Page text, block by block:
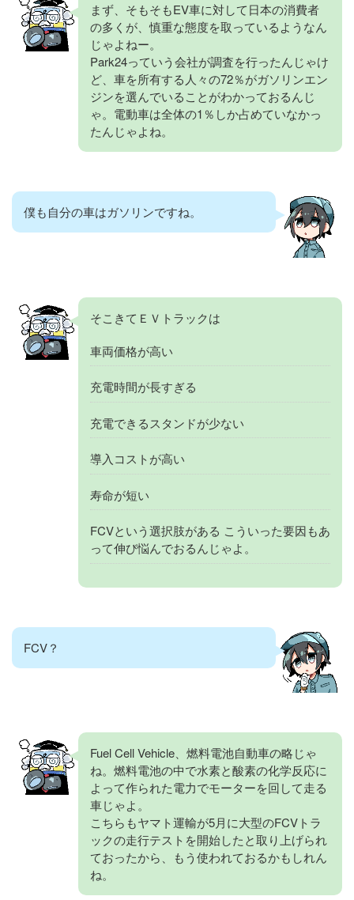
まず、そもそもEV車に対して日本の消費者
の多くが、慎重な態度を取っているようなん
じゃよねー。
Park24っていう会社が調査を行ったんじゃけ
ど、車を所有する人々の72％がガソリンエン
ジンを選んでいることがわかっておるんじ
ゃ。電動車は全体の1％しか占めていなかっ
たんじゃよね。
僕も自分の車はガソリンですね。
そこきてＥＶトラックは
車両価格が高い
充電時間が長すぎる
充電できるスタンドが少ない
導入コストが高い
寿命が短い
FCVという選択肢がある こういった要因もあ
って伸び悩んでおるんじゃよ。
FCV？
Fuel Cell Vehicle、燃料電池自動車の略じゃ
ね。燃料電池の中で水素と酸素の化学反応に
よって作られた電力でモーターを回して走る
車じゃよ。
こちらもヤマト運輸が5月に大型のFCVトラ
ックの走行テストを開始したと取り上げられ
ておったから、もう使われておるかもしれん
ね。